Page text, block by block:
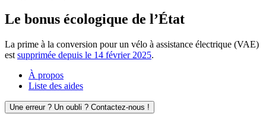
Le bonus écologique de l’État
La prime à la conversion pour un vélo à assistance électrique (VAE)
est supprimée depuis le 14 février 2025.
À propos
Liste des aides
Une erreur ? Un oubli ? Contactez-nous !